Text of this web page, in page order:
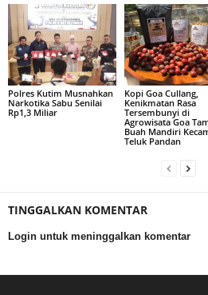
Polres Kutim Musnahkan
Narkotika Sabu Senilai
Rp1,3 Miliar
Kopi Goa Cullang,
Kenikmatan Rasa
Tersembunyi di
Agrowisata Goa
Buah Mandiri
Teluk Pandan
TINGGALKAN KOMENTAR
Login untuk meninggalkan komentar